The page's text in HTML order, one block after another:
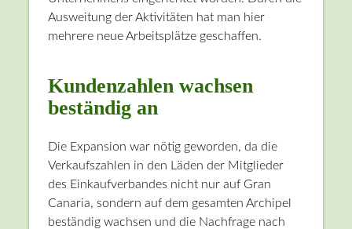
Ausweitung der Aktivitäten hat man hier
mehrere neue Arbeitsplätze geschaffen.
Kundenzahlen wachsen
beständig an
Die Expansion war nötig geworden, da die
Verkaufszahlen in den Läden der Mitglieder
des Einkaufverbandes nicht nur auf Gran
Canaria, sondern auf dem gesamten Archipel
beständig wachsen und die Nachfrage nach